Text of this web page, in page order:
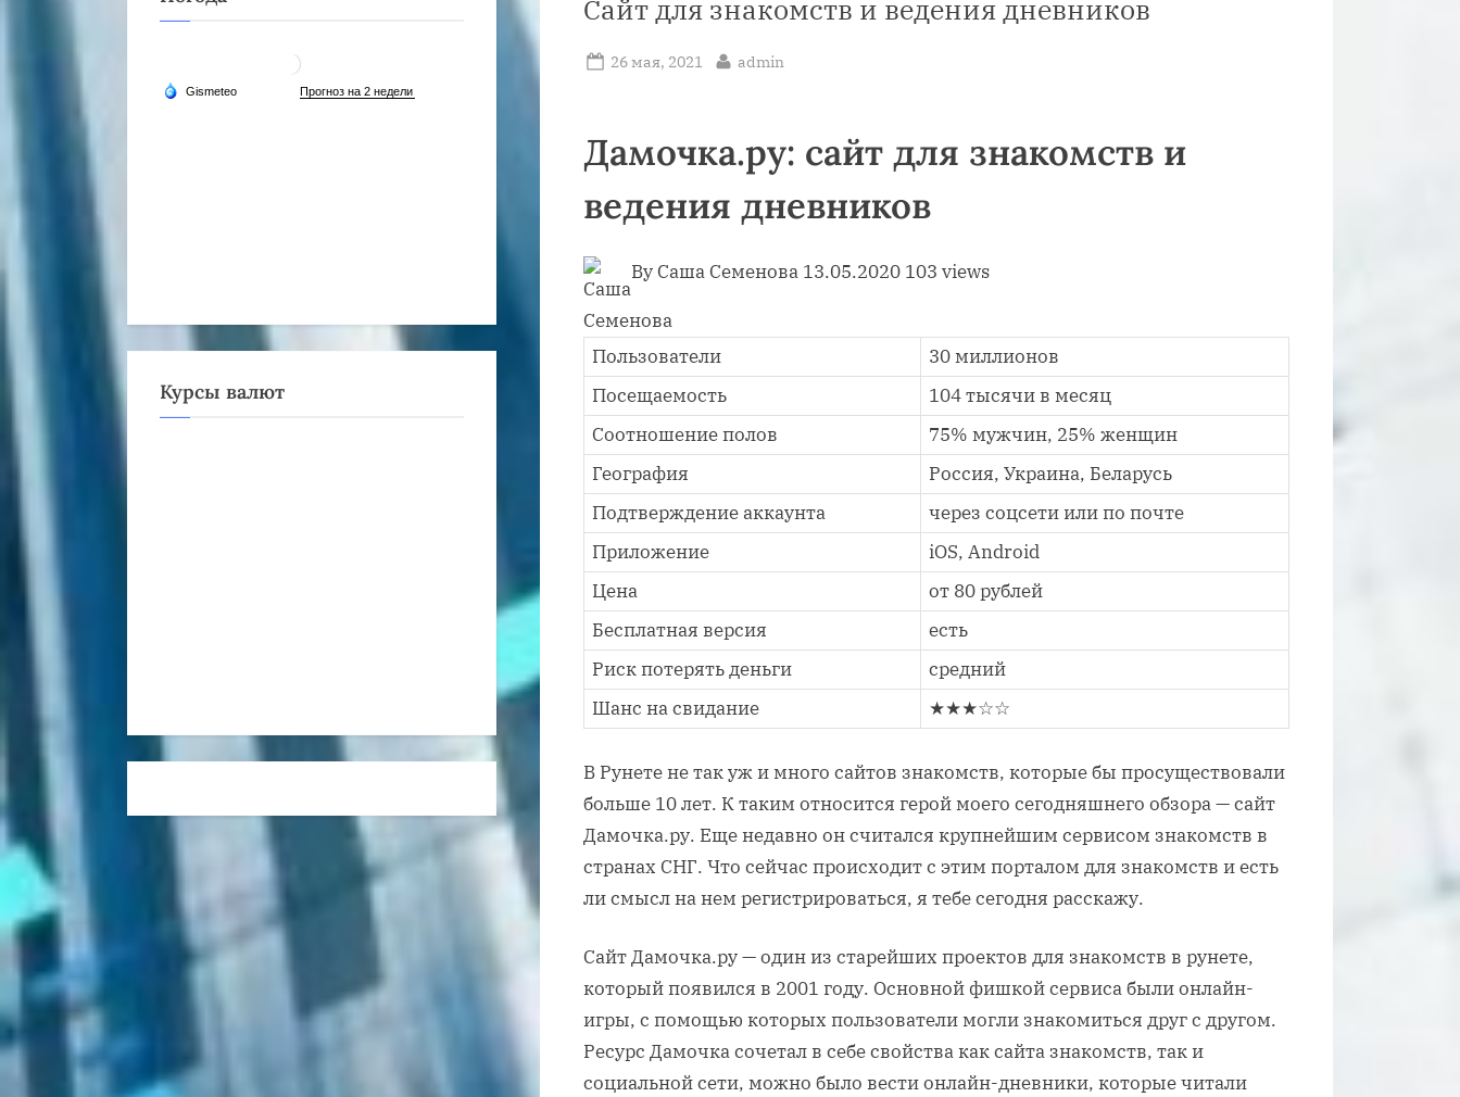
Сайт для знакомств и ведения дневников
Posted
26 мая, 2021 By
admin
Дамочка.ру: сайт для знакомств и
ведения дневников
By Саша Семенова 13.05.2020 103 views
Пользователи
30 миллионов
Посещаемость
104 тысячи в месяц
Соотношение полов
75% мужчин, 25% женщин
География
Россия, Украина, Беларусь
Подтверждение аккаунта
через соцсети или по почте
Приложение
iOS, Android
Цена
от 80 рублей
Бесплатная версия
есть
Риск потерять деньги
средний
Шанс на свидание
★★★☆☆
В Рунете не так уж и много сайтов знакомств, которые бы просуществовали
больше 10 лет. К таким относится герой моего сегодняшнего обзора — сайт
Дамочка.ру. Еще недавно он считался крупнейшим сервисом знакомств в
странах СНГ. Что сейчас происходит с этим порталом для знакомств и есть
ли смысл на нем регистрироваться, я тебе сегодня расскажу.
Сайт Дамочка.ру — один из старейших проектов для знакомств в рунете,
который появился в 2001 году. Основной фишкой сервиса были онлайн-
игры, с помощью которых пользователи могли знакомиться друг с другом.
Ресурс Дамочка сочетал в себе свойства как сайта знакомств, так и
социальной сети, можно было вести онлайн-дневники, которые читали
Курсы валют